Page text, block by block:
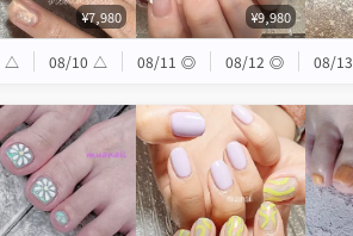
¥7,980 ¥9,980
△ 08/10 △ 08/11 ◎ 08/12 ◎ 08/13